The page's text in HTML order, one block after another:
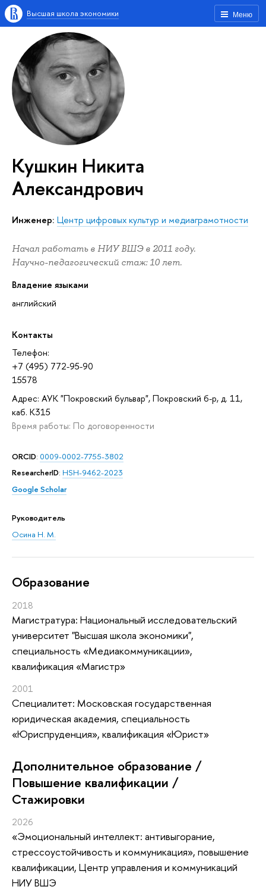
Меню
Высшая школа экономики
Кушкин Никита
Александрович
Инженер: Центр цифровых культур и медиаграмотности
Начал работать в НИУ ВШЭ в 2011 году.
Научно-педагогический стаж: 10 лет.
Владение языками
английский
Контакты
Телефон:
+7 (495) 772-95-90
15578
Адрес: АУК "Покровский бульвар", Покровский б-р, д. 11,
каб. K315
Время работы: По договоренности
ORCID: 0009-0002-7755-3802
ResearcherID: HSH-9462-2023
Google Scholar
Руководитель
Осина Н. М.
Oбразование
2018
Магистратура: Национальный исследовательский
университет "Высшая школа экономики",
специальность «Медиакоммуникации»,
квалификация «Магистр»
2001
Специалитет: Московская государственная
юридическая академия, специальность
«Юриспруденция», квалификация «Юрист»
Дополнительное образование /
Повышение квалификации /
Стажировки
2026
«Эмоциональный интеллект: антивыгорание,
стрессоустойчивость и коммуникация», повышение
квалификации, Центр управления и коммуникаций
НИУ ВШЭ